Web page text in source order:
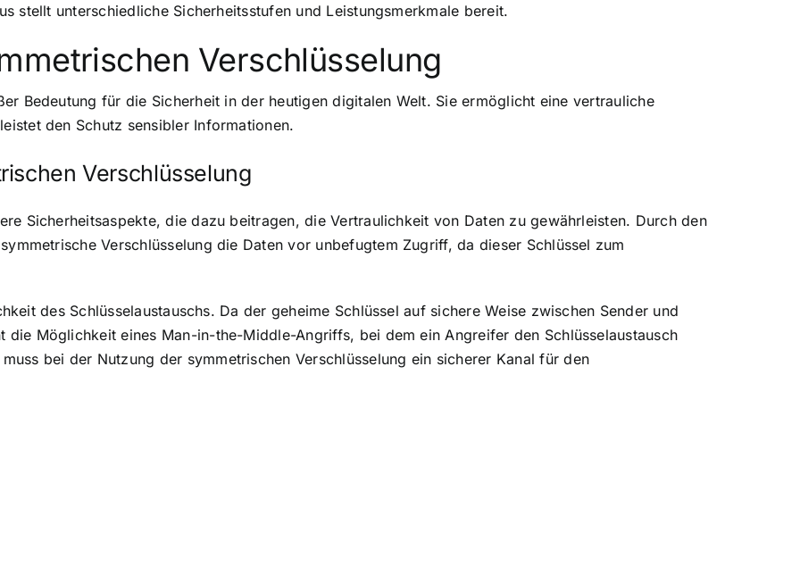
stellt unterschiedliche Sicherheitsstufen und Leistungsmerkmale bereit.
Verschlüsselung
Bedeutung für die Sicherheit in der heutigen digitalen Welt. Sie ermöglicht eine vertrauliche
den Schutz sensibler Informationen.
Verschlüsselung
Sicherheitsaspekte, die dazu beitragen, die Vertraulichkeit von Daten zu gewährleisten. Durch den
Verschlüsselung die Daten vor unbefugtem Zugriff, da dieser Schlüssel zum
des Schlüsselaustauschs. Da der geheime Schlüssel auf sichere Weise zwischen Sender und
die Möglichkeit eines Man-in-the-Middle-Angriffs, bei dem ein Angreifer den Schlüsselaustausch
bei der Nutzung der symmetrischen Verschlüsselung ein sicherer Kanal für den